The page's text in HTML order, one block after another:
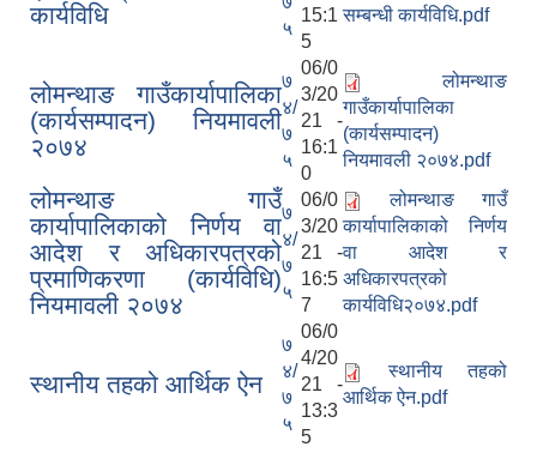
कार्यविधि
५
15:1
5
सम्बन्धी कार्यविधि.pdf
लोमन्थाङ गाउँकार्यापालिका
(कार्यसम्पादन) नियमावली
२०७४
७
४/
७
५
06/0
3/20
21 -
16:1
0
लोमन्थाङ
गाउँकार्यापालिका
(कार्यसम्पादन)
नियमावली २०७४.pdf
लोमन्थाङ गाउँ
कार्यापालिकाको निर्णय वा
आदेश र अधिकारपत्रको
प्रमाणिकरणा (कार्यविधि)
नियमावली २०७४
७
४/
७
५
06/0
3/20
21 -
16:5
7
लोमन्थाङ गाउँ
कार्यापालिकाको निर्णय
वा आदेश र
अधिकारपत्रको
कार्यविधि२०७४.pdf
स्थानीय तहको आर्थिक ऐन
७
४/
७
५
06/0
4/20
21 -
13:3
5
स्थानीय तहको
आर्थिक ऐन.pdf